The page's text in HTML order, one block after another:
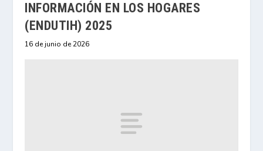
INFORMACIÓN EN LOS HOGARES
(ENDUTIH) 2025
16 de junio de 2026